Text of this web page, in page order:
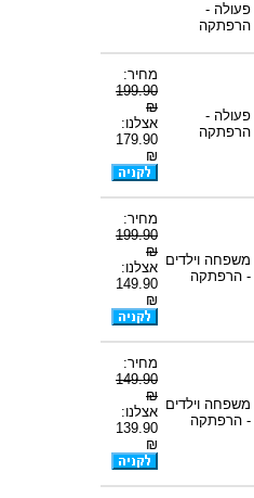
פעולה -
הרפתקה
פעולה -
הרפתקה
מחיר:
199.90
₪
אצלנו:
179.90
₪
משפחה וילדים
- הרפתקה
מחיר:
199.90
₪
אצלנו:
149.90
₪
משפחה וילדים
- הרפתקה
מחיר:
149.90
₪
אצלנו:
139.90
₪